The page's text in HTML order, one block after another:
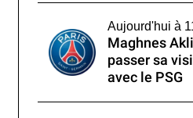
Aujourd'hui à
Maghnes
passer sa
avec le PSG